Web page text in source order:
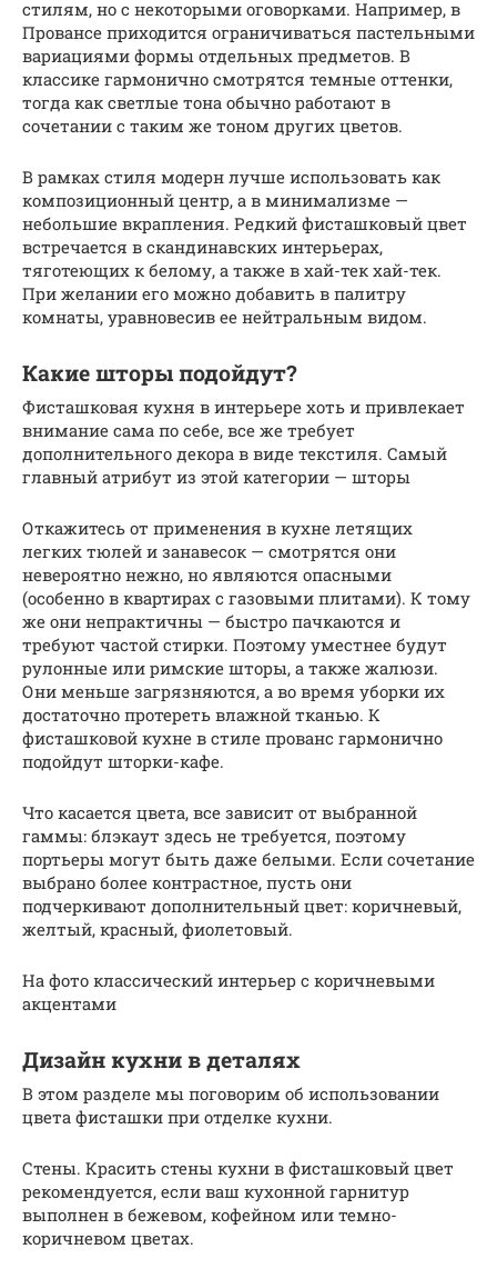
стилям, но с некоторыми оговорками. Например, в
Провансе приходится ограничиваться пастельными
вариациями формы отдельных предметов. В
классике гармонично смотрятся темные оттенки,
тогда как светлые тона обычно работают в
сочетании с таким же тоном других цветов.
В рамках стиля модерн лучше использовать как
композиционный центр, а в минимализме —
небольшие вкрапления. Редкий фисташковый цвет
встречается в скандинавских интерьерах,
тяготеющих к белому, а также в хай-тек хай-тек.
При желании его можно добавить в палитру
комнаты, уравновесив ее нейтральным видом.
Какие шторы подойдут?
Фисташковая кухня в интерьере хоть и привлекает
внимание сама по себе, все же требует
дополнительного декора в виде текстиля. Самый
главный атрибут из этой категории — шторы
Откажитесь от применения в кухне летящих
легких тюлей и занавесок — смотрятся они
невероятно нежно, но являются опасными
(особенно в квартирах с газовыми плитами). К тому
же они непрактичны — быстро пачкаются и
требуют частой стирки. Поэтому уместнее будут
рулонные или римские шторы, а также жалюзи.
Они меньше загрязняются, а во время уборки их
достаточно протереть влажной тканью. К
фисташковой кухне в стиле прованс гармонично
подойдут шторки-кафе.
Что касается цвета, все зависит от выбранной
гаммы: блэкаут здесь не требуется, поэтому
портьеры могут быть даже белыми. Если сочетание
выбрано более контрастное, пусть они
подчеркивают дополнительный цвет: коричневый,
желтый, красный, фиолетовый.
На фото классический интерьер с коричневыми
акцентами
Дизайн кухни в деталях
В этом разделе мы поговорим об использовании
цвета фисташки при отделке кухни.
Стены. Красить стены кухни в фисташковый цвет
рекомендуется, если ваш кухонной гарнитур
выполнен в бежевом, кофейном или темно-
коричневом цветах.